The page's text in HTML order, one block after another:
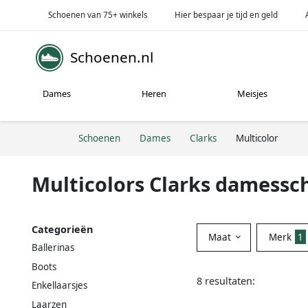
Schoenen van 75+ winkels Hier bespaar je tijd en geld
Schoenen.nl
Dames Heren Meisjes
Schoenen Dames Clarks Multicolor
Multicolors Clarks
Categorieën
Ballerinas
Boots
Enkellaarsjes
Laarzen
Maat Merk 1
8 resultaten: